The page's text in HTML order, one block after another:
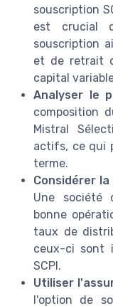
souscription
est crucial
souscription
et de retrait
capital
Analyser le
composition
Mistral
actifs, ce qui
terme.
Considérer
Une société
bonne
taux de
ceux-ci sont
SCPI.
Utiliser
l'option de